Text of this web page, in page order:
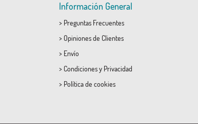
Información General
> Preguntas Frecuentes
> Opiniones de Clientes
> Envío
> Condicionesy Privacidad
> Política de cookies